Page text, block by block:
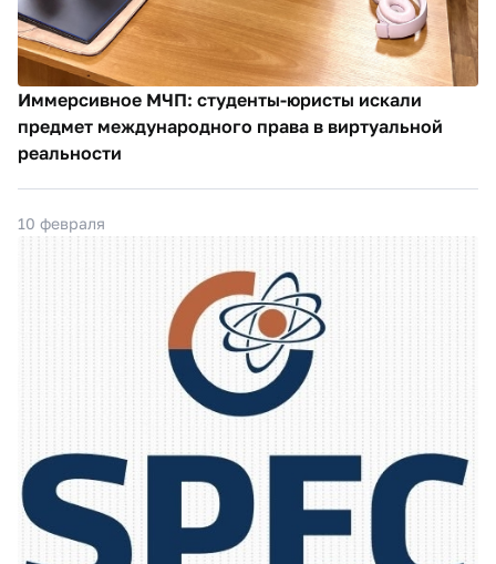
Иммерсивное МЧП: студенты-юристы искали
предмет международного права в виртуальной
реальности
10 февраля